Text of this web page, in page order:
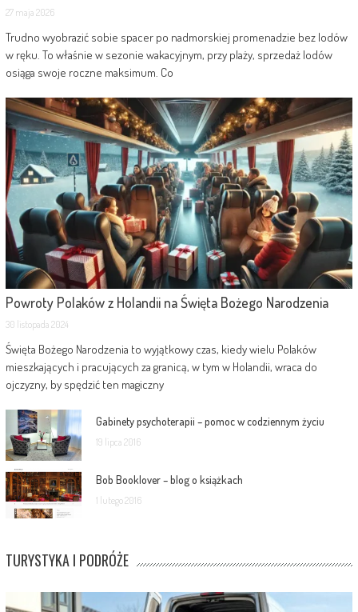
27 maja 2026
Trudno wyobrazić sobie spacer po nadmorskiej promenadzie bez lodów
w ręku. To właśnie w sezonie wakacyjnym, przy plaży, sprzedaż lodów
osiąga swoje roczne maksimum. Co
Powroty Polaków z Holandii na Święta Bożego Narodzenia
30 listopada 2024
Święta Bożego Narodzenia to wyjątkowy czas, kiedy wielu Polaków
mieszkających i pracujących za granicą, w tym w Holandii, wraca do
ojczyzny, by spędzić ten magiczny
Gabinety psychoterapii – pomoc w codziennym życiu
19 lipca 2016
Bob Booklover – blog o książkach
1 lutego 2016
TURYSTYKA I PODRÓŻE